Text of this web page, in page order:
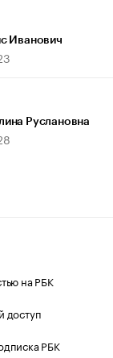
Иванович
Руслановна
на РБК
доступ
РБК